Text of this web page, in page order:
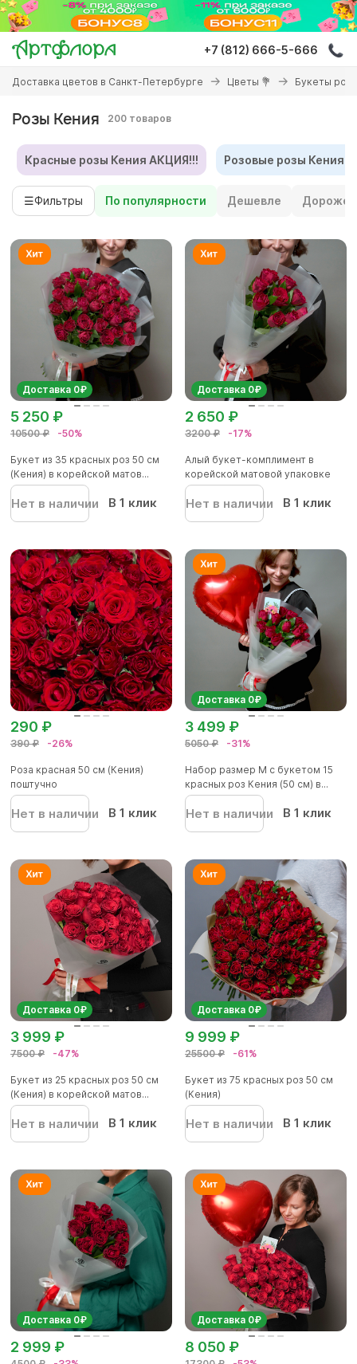
Перейти
основному
содержанию
+7 (812) 666-5-666
Вы
здесь
Доставка цветов в Санкт-Петербурге Цветы 💐 Букеты роз
Розы Кения 200 товаров
Красные розы Кения АКЦИЯ!!! Розовые розы Кения
☰Фильтры По популярности Дешевле Дороже
Доставка 0₽
10500 ₽ -50%
5 250 ₽
Букет из 35 красных роз 50 см
(Кения) в корейской матов...
Нет в наличии В 1 клик
Доставка 0₽
3200 ₽ -17%
2 650 ₽
Алый букет-комплимент в
корейской матовой упаковке
Нет в наличии В 1 клик
390 ₽ -26%
290 ₽
Роза красная 50 см (Кения)
поштучно
Нет в наличии В 1 клик
Доставка 0₽
5050 ₽ -31%
3 499 ₽
Набор размер M с букетом 15
красных роз Кения (50 см) в...
Нет в наличии В 1 клик
Доставка 0₽
7500 ₽ -47%
3 999 ₽
Букет из 25 красных роз 50 см
(Кения) в корейской матов...
Нет в наличии В 1 клик
Доставка 0₽
25500 ₽ -61%
9 999 ₽
Букет из 75 красных роз 50 см
(Кения)
Нет в наличии В 1 клик
Доставка 0₽
2 999 ₽
Доставка 0₽
8 050 ₽